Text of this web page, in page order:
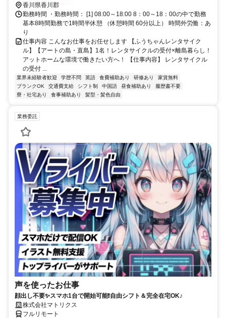
／面接なし
香川県香川郡
勤務時間 ・勤務時間： [1] 08:00～18:00 8：00～18：00の中で勤務
基本8時間勤務で1時間半休憩 （休憩時間 60分以上） 時間外労働：あ
り
仕事内容 こんなお仕事をお任せします 【ふうちゃんレンタサイク
ル】【アートの島・直島】1名！レンタサイクルの受付×離島暮らし！
アットホームな環境で働きたい方へ！ 【仕事内容】 レンタサイクル
の受付 ...
業界未経験者歓迎 学歴不問 英語 食費補助あり 研修あり
家賃無料
ブランクOK
交通費支給 シフト制 中国語 昼食補助あり
履歴書不要
寮・社宅あり
食事補助あり 髪型・髪色自由
業務委託
声を使ったお仕事
顔出し不要✨スマホ1台で開始可能❗自由シフト＆完全在宅OK♪
株式会社マトリクス
フルリモート